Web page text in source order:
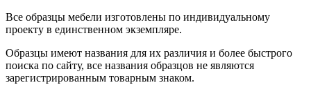
Все образцы мебели изготовлены по индивидуальному
проекту в единственном экземпляре.
Образцы имеют названия для их различия и более быстрого
поиска по сайту, все названия образцов не являются
зарегистрированным товарным знаком.